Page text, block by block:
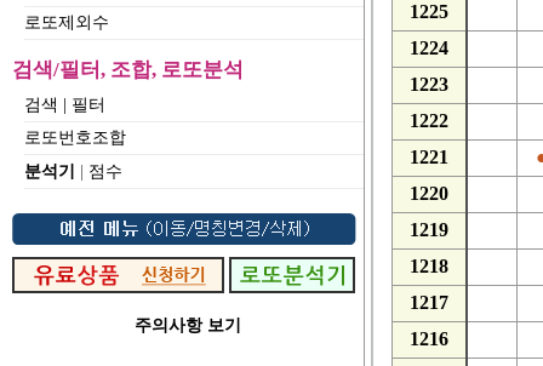
로또제외수
검색/필터, 조합, 로또분석
검색
필터
로또번호조합
분석기
점수
주의사항 보기
1225
1224
1223
1222
1221
1220
1219
1218
1217
1216